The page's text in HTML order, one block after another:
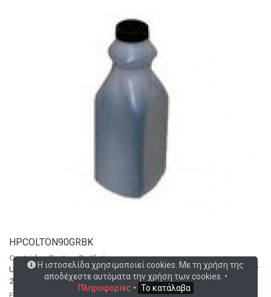
HPCOLTON90GRBK
Cartridge Parts>Bottle toner
Universal Color bottled Toner Black for HP LaserJet CM 2300/ 2320/
2720/ CP 2000/ 2024/ 2025
Η ιστοσελίδα χρησιμοποιεί cookies. Με τη χρήση της
αποδέχεστε αυτόματα την χρήση των cookies. •
Πληροφορίες • Το κατάλαβα